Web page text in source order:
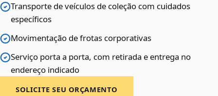
Transporte de veículos de coleção com cuidados
específicos
Movimentação de frotas corporativas
Serviço porta a porta, com retirada e entrega no
endereço indicado
SOLICITE SEU ORÇAMENTO